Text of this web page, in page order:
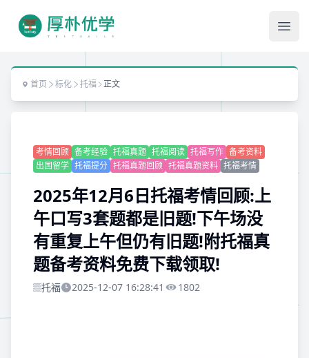
首页 标化 托福 正文
考情回顾 备考经验 托福真题 托福阅读 托福写作 备考资料
出国留学 托福提分 托福真题回顾 托福真题资料 托福考情
2025年12月6日托福考情回顾:上
午口写3套题都是旧题!下午场没
有重复上午但仍有旧题!附托福真
题备考资料免费下载领取!
托福 2025-12-07 16:28:41 1802